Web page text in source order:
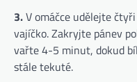
3.V omáčce udělejte
vajíčko. Zakryjte pánev
vařte 4-5 minut, dokud
stále tekuté.